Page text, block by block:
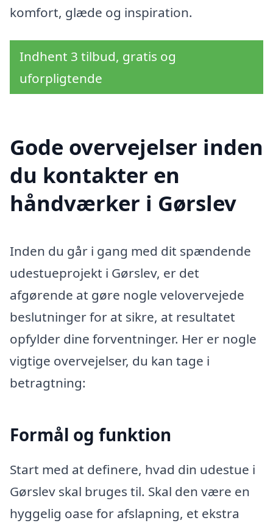
komfort, glæde og inspiration.
Indhent 3 tilbud, gratis og
uforpligtende
Gode overvejelser inden
du kontakter en
håndværker i Gørslev
Inden du går i gang med dit spændende
udestueprojekt i Gørslev, er det
afgørende at gøre nogle velovervejede
beslutninger for at sikre, at resultatet
opfylder dine forventninger. Her er nogle
vigtige overvejelser, du kan tage i
betragtning:
Formål og funktion
Start med at definere, hvad din udestue i
Gørslev skal bruges til. Skal den være en
hyggelig oase for afslapning, et ekstra